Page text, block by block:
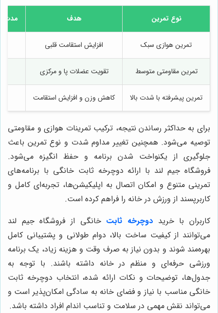
نوع تمرین هدف مدت
تمرین هوازی سبک افزایش استقامت قلبی
تمرین مقاومتی متوسط تقویت عضلات پا و مرکزی
تمرین پیشرفته با شدت بالا کاهش وزن و افزایش استقامت
برای به حداکثر رساندن نتیجه، ترکیب تمرینات هوازی و مقاومتی
توصیه می‌شود. همچنین تغییر مداوم شدت و نوع تمرین باعث
جلوگیری از یکنواخت شدن برنامه و حفظ انگیزه می‌شود.
فروشگاه جیم لند با ارائه دوچرخه ثابت خانگی با برنامه‌های
تمرینی متنوع و امکان اتصال به اپلیکیشن‌ها، تجربه‌ای کامل و
کاربرپسند از ورزش در خانه را فراهم کرده است.
کاربران با خرید دوچرخه ثابت خانگی از فروشگاه جیم لند
می‌توانند از کیفیت ساخت بالا، دوام طولانی و پشتیبانی کامل
بهره‌مند شوند و بدون نیاز به صرف وقت و هزینه زیاد، یک برنامه
ورزشی حرفه‌ای و منظم در خانه داشته باشند. با توجه به
جدول‌ها، توضیحات و نکات ارائه شده، انتخاب دوچرخه ثابت
خانگی مناسب با نیاز و فضای خانه به سادگی امکان‌پذیر است و
می‌تواند نقش مهمی در سلامت و تناسب اندام افراد داشته باشد.